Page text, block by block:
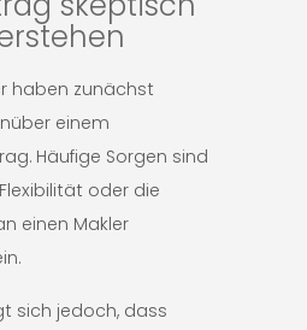
haben zunächst
einem
Häufige Sorgen sind
oder die
einen Makler
sich jedoch, dass